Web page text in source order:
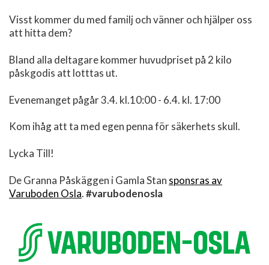
Visst kommer du med familj och vänner och hjälper oss
att hitta dem?
Bland alla deltagare kommer huvudpriset på 2 kilo
påskgodis att lotttas ut.
Evenemanget pågår 3.4. kl.10:00 - 6.4. kl. 17:00
Kom ihåg att ta med egen penna för säkerhets skull.
Lycka Till!
De Granna Påskäggen i Gamla Stan sponsras av
Varuboden Osla.#varubodenosla